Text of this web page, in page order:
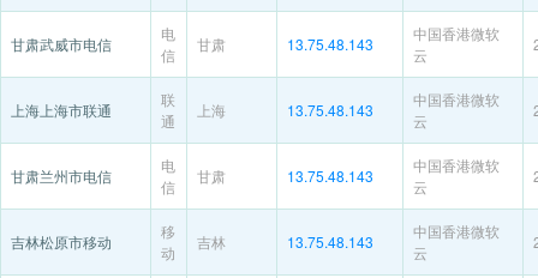
甘肃武威市电信
电
信
甘肃 13.75.48.143
中国香港微软
云
上海上海市联通
联
通
上海 13.75.48.143
中国香港微软
云
甘肃兰州市电信
电
信
甘肃 13.75.48.143
中国香港微软
云
吉林松原市移动
移
动
吉林 13.75.48.143
中国香港微软
云